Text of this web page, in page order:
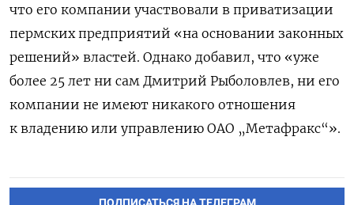
что его компании участвовали в приватизации
пермских предприятий «на основании законных
решений» властей. Однако добавил, что «уже
более 25 лет ни сам Дмитрий Рыболовлев, ни его
компании не имеют никакого отношения
к владению или управлению ОАО „Метафракс“».